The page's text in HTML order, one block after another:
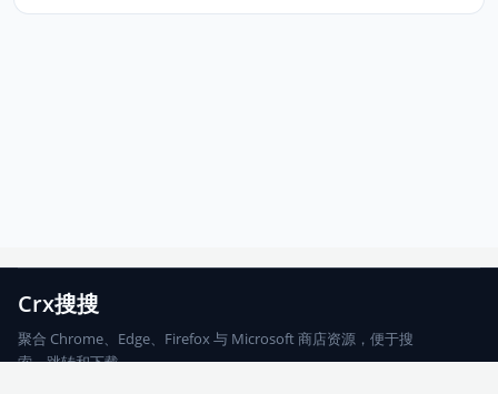
Crx搜搜
聚合 Chrome、Edge、Firefox 与 Microsoft 商店资源，便于搜
索、跳转和下载。